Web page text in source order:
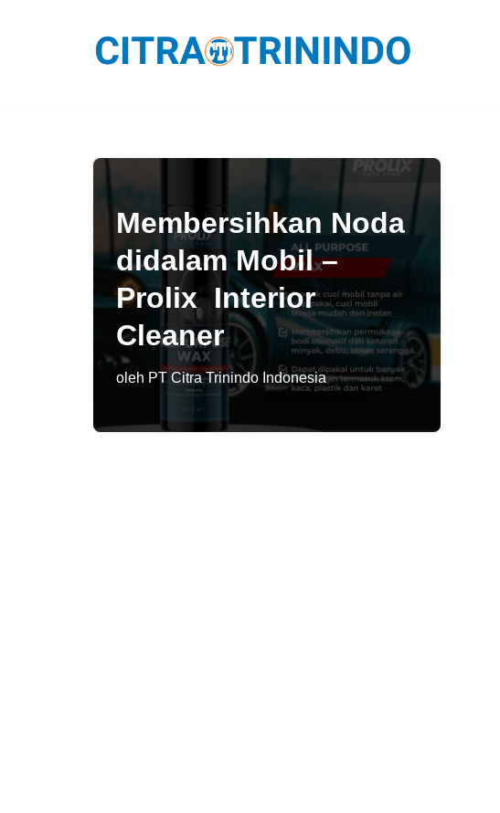
Membersihkan Noda
didalam Mobil –
Prolix Interior
Cleaner
oleh PT Citra Trinindo Indonesia